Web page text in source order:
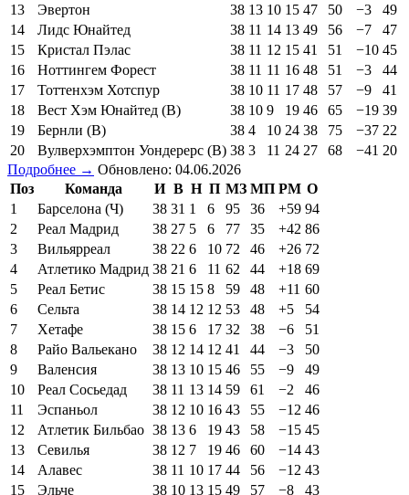
13
Эвертон 38 13 10 15 47 50 −3
49
14
Лидс Юнайтед 38 11 14 13 49 56 −7
47
15
Кристал Пэлас 38 11 12 15 41 51 −10 45
16
Ноттингем Форест 38 11 11 16 48 51 −3
44
17
Тоттенхэм Хотспур 38 10 11 17 48 57 −9
41
18
Вест Хэм Юнайтед (В) 38 10 9 19 46 65 −19 39
19
Бернли (В) 38 4 10 24 38 75 −37 22
20
Вулверхэмптон Уондерерс (В) 38 3 11 24 27 68 −41 20
Подробнее → Обновлено: 04.06.2026
Поз
Команда И В Н П МЗ МП РМ О
1
Барселона (Ч) 38 31 1 6 95 36 +59 94
2
Реал Мадрид 38 27 5 6 77 35 +42 86
3
Вильярреал 38 22 6 10 72 46 +26 72
4
Атлетико Мадрид 38 21 6 11 62 44 +18 69
5
Реал Бетис 38 15 15 8 59 48 +11 60
6
Сельта 38 14 12 12 53 48 +5
54
7
Хетафе 38 15 6 17 32 38 −6
51
8
Райо Вальекано 38 12 14 12 41 44 −3
50
9
Валенсия 38 13 10 15 46 55 −9
49
10
Реал Сосьедад 38 11 13 14 59 61 −2
46
11
Эспаньол 38 12 10 16 43 55 −12 46
12
Атлетик Бильбао 38 13 6 19 43 58 −15 45
13
Севилья 38 12 7 19 46 60 −14 43
14
Алавес 38 11 10 17 44 56 −12 43
15
Эльче 38 10 13 15 49 57 −8 43